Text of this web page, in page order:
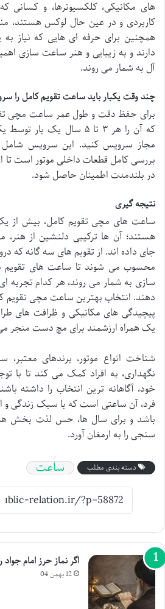
های مکانیکی، کلکسیونرها، و
کاربردی و در عین حال لوکس هستند،
همچنین برای حرفه ای هایی که نیاز به
دارند و به زیبایی و هنر ساعت سازی
آل به شمار می روند.
چند وقت یکبار باید ساعت تقویم کامل را
برای حفظ دقت و طول عمر ساعت مچی
که آن را هر ۳ تا ۵ سال
مجاز سرویس کنید. این سرویس شامل
بررسی کامل قطعات داخلی موتور است
در بلندمدت اطمینان حاصل شود.
نتیجه گیری
ساعت های مچی تقویم کامل، بیش از
هستند؛ آن ها ترکیبی دلنشین از هنر،
جای داده اند. از تقویم های سه گانه که
محسوب می شوند تا ساعت های تقویم
سازی به شمار می روند، هر کدام تجربه
دهند. انتخاب بهترین ساعت مچی تقویم
پیچیدگی های مکانیکی و ظرافت های
یک همراه ارزشمند برای مچ دست منجر
شناخت انواع موتور، برندهای
نگهداری، به افراد کمک می کند تا با
خود، آگاهانه ترین انتخاب را داشته
فرد، آن ساعتی است که با سبک زندگی و
باشد و برای سال ها، حس لذت بخش
سنجی را به ارمغان آورد.
دسته بندی مطلب ساعت
اگر نماز حرز امام
12 بهمن 04